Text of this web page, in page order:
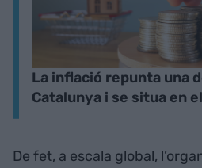
La inflació repunta una
Catalunya i se situa en
De fet, a escala global,